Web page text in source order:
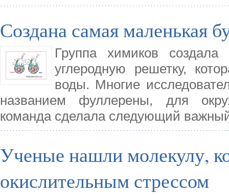
Создана самая маленькая
Группа химиков
углеродную решетку,
воды. Многие
названием фуллерены, для
команда сделала следующий
Ученые нашли молекулу,
окислительным стрессом